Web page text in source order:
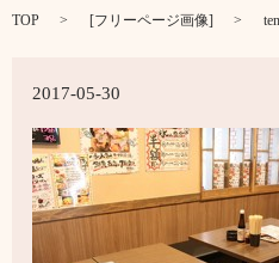
TOP [フリーページ画像]
2017-05-30